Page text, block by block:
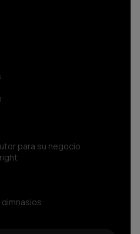
para su negocio